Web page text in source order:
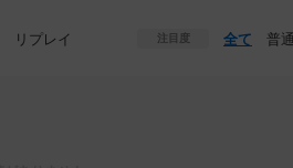
リプレイ 注目度 全て 普